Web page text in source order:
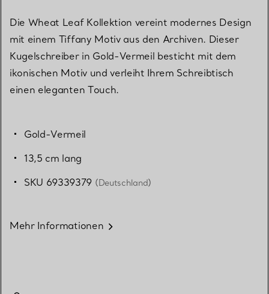
Die Wheat Leaf Kollektion vereint modernes Design
mit einem Tiffany Motiv aus den Archiven. Dieser
Kugelschreiber in Gold-Vermeil besticht mit dem
ikonischen Motiv und verleiht Ihrem Schreibtisch
einen eleganten Touch.
Gold-Vermeil
13,5 cm lang
SKU 69339379 (Deutschland)
Mehr Informationen